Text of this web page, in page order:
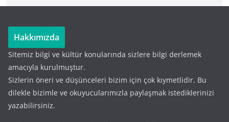
Hakkımızda
Sitemiz bilgi ve kültür konularında sizlere bilgi derlemek
amacıyla kurulmuştur.
Sizlerin öneri ve düşünceleri bizim için çok kıymetlidir. Bu
dilekle bizimle ve okuyucularımızla paylaşmak istediklerinizi
yazabilirsiniz.